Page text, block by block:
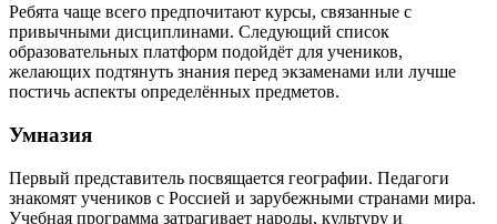
Ребята чаще всего предпочитают курсы, связанные с
привычными дисциплинами. Следующий список
образовательных платформ подойдёт для учеников,
желающих подтянуть знания перед экзаменами или лучше
постичь аспекты определённых предметов.
Умназия
Первый представитель посвящается географии. Педагоги
знакомят учеников с Россией и зарубежными странами мира.
Учебная программа затрагивает народы, культуру и